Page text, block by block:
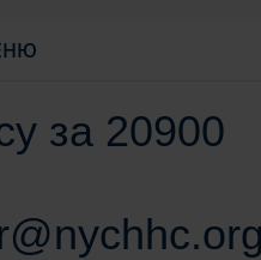
за 20900